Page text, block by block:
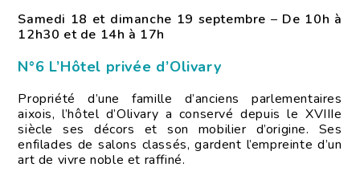
Samedi 18 et dimanche 19 septembre – De 10h à
12h30 et de 14h à 17h
N°6 L’Hôtel privée d’Olivary
Propriété d’une famille d’anciens parlementaires
aixois, l’hôtel d’Olivary a conservé depuis le XVIIIe
siècle ses décors et son mobilier d’origine. Ses
enfilades de salons classés, gardent l’empreinte d’un
art de vivre noble et raffiné.